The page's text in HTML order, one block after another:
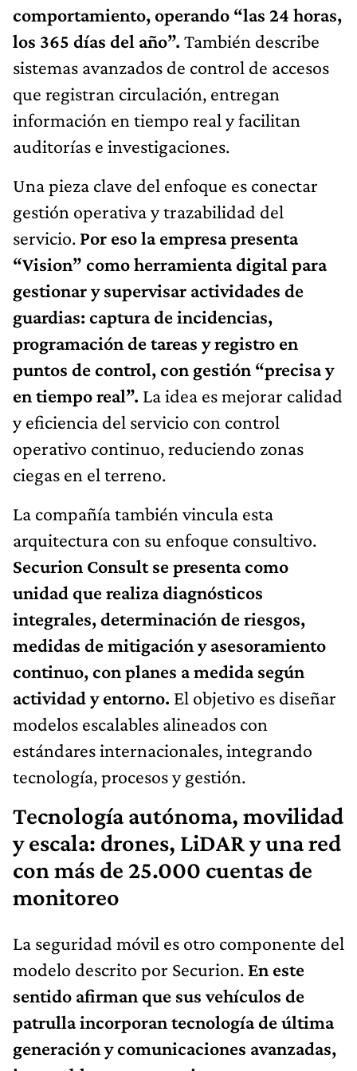
comportamiento, operando “las 24 horas,
los 365 días del año”. También describe
sistemas avanzados de control de accesos
que registran circulación, entregan
información en tiempo real y facilitan
auditorías e investigaciones.
Una pieza clave del enfoque es conectar
gestión operativa y trazabilidad del
servicio. Por eso la empresa presenta
“Vision” como herramienta digital para
gestionar y supervisar actividades de
guardias: captura de incidencias,
programación de tareas y registro en
puntos de control, con gestión “precisa y
en tiempo real”. La idea es mejorar calidad
y eficiencia del servicio con control
operativo continuo, reduciendo zonas
ciegas en el terreno.
La compañía también vincula esta
arquitectura con su enfoque consultivo.
Securion Consult se presenta como
unidad que realiza diagnósticos
integrales, determinación de riesgos,
medidas de mitigación y asesoramiento
continuo, con planes a medida según
actividad y entorno. El objetivo es diseñar
modelos escalables alineados con
estándares internacionales, integrando
tecnología, procesos y gestión.
Tecnología autónoma, movilidad
y escala: drones, LiDAR y una red
con más de 25.000 cuentas de
monitoreo
La seguridad móvil es otro componente del
modelo descrito por Securion. En este
sentido afirman que sus vehículos de
patrulla incorporan tecnología de última
generación y comunicaciones avanzadas,